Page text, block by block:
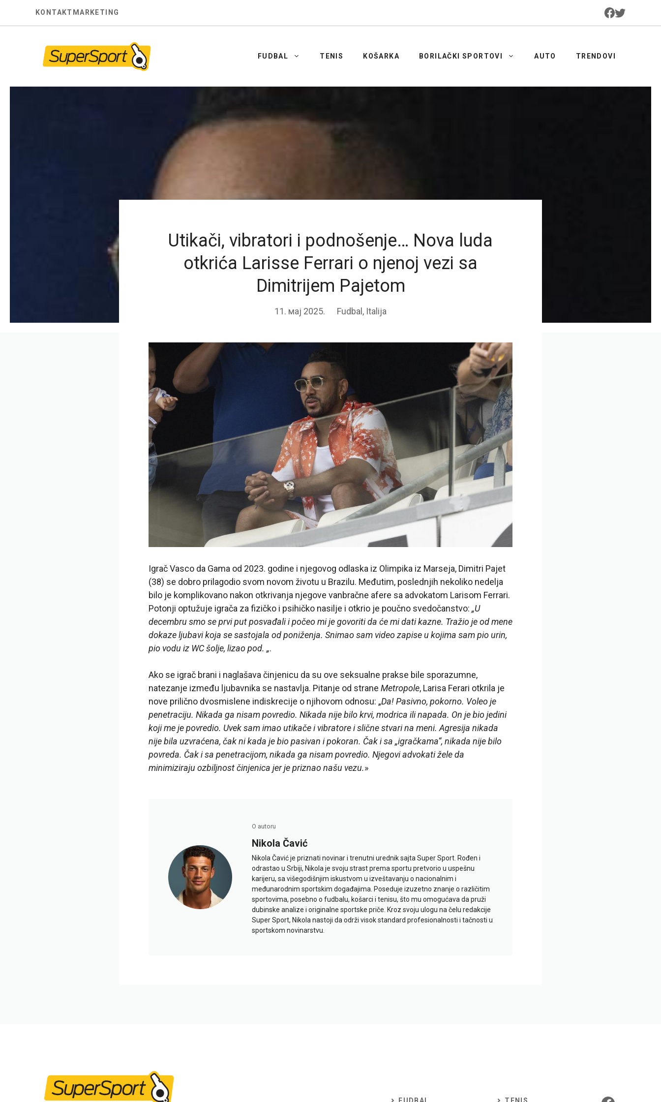
KONTAKT MARKETING
FUDBAL TENIS KOŠARKA BORILAČKI SPORTOVI AUTO TRENDOVI
Utikači, vibratori i podnošenje… Nova luda
otkrića Larisse Ferrari o njenoj vezi sa
Dimitrijem Pajetom
11. мај 2025. Fudbal , Italija
Igrač Vasco da Gama od 2023. godine i njegovog odlaska iz Olimpika iz Marseja, Dimitri Pajet
(38) se dobro prilagodio svom novom životu u Brazilu. Međutim, poslednjih nekoliko nedelja
bilo je komplikovano nakon otkrivanja njegove vanbračne afere sa advokatom Larisom Ferrari.
Potonji optužuje igrača za fizičko i psihičko nasilje i otkrio je poučno svedočanstvo: „U
decembru smo se prvi put posvađali i počeo mi je govoriti da će mi dati kazne. Tražio je od mene
dokaze ljubavi koja se sastojala od poniženja. Snimao sam video zapise u kojima sam pio urin,
pio vodu iz WC šolje, lizao pod. „.
Ako se igrač brani i naglašava činjenicu da su ove seksualne prakse bile sporazumne,
natezanje između ljubavnika se nastavlja. Pitanje od strane Metropole, Larisa Ferari otkrila je
nove prilično dvosmislene indiskrecije o njihovom odnosu: „Da! Pasivno, pokorno. Voleo je
penetraciju. Nikada ga nisam povredio. Nikada nije bilo krvi, modrica ili napada. On je bio jedini
koji me je povredio. Uvek sam imao utikače i vibratore i slične stvari na meni. Agresija nikada
nije bila uzvraćena, čak ni kada je bio pasivan i pokoran. Čak i sa „igračkama“, nikada nije bilo
povreda. Čak i sa penetracijom, nikada ga nisam povredio. Njegovi advokati žele da
minimiziraju ozbiljnost činjenica jer je priznao našu vezu.»
O autoru
Nikola Čavić
Nikola Čavić je priznati novinar i trenutni urednik sajta Super Sport. Rođen i
odrastao u Srbiji, Nikola je svoju strast prema sportu pretvorio u uspešnu
karijeru, sa višegodišnjim iskustvom u izveštavanju o nacionalnim i
međunarodnim sportskim događajima. Poseduje izuzetno znanje o različitim
sportovima, posebno o fudbalu, košarci i tenisu, što mu omogućava da pruži
dubinske analize i originalne sportske priče. Kroz svoju ulogu na čelu redakcije
Super Sport, Nikola nastoji da održi visok standard profesionalnosti i tačnosti u
sportskom novinarstvu.